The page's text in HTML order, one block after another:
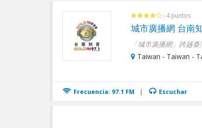
- 4 puntos
城市廣播網 台南
「城市廣播網」跨越
Taiwan - Taiwan -
Frecuencia: 97.1 FM | Escuchar